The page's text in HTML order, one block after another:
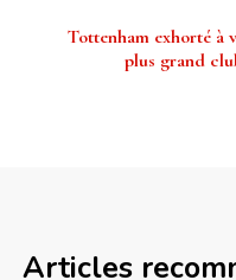
Tottenham exhorté à
plus grand
Articles